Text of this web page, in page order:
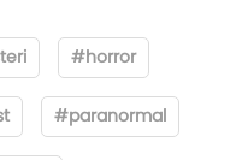
#horror
#paranormal